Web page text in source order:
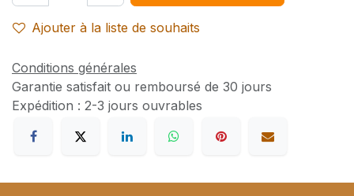
Ajouter à la liste de souhaits
Conditions générales
Garantie satisfait ou remboursé de 30 jours
Expédition : 2-3 jours ouvrables